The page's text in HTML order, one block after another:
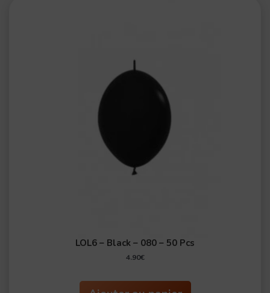
LOL6 – Black – 080 – 50 Pcs
4.90€